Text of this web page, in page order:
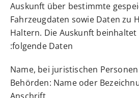
Auskunft über bestimmte
Fahrzeugdaten sowie Daten zu
Haltern. Die Auskunft beinhaltet
folgende Daten:
Name, bei juristischen
Behörden: Name oder